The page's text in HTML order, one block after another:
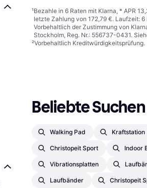
¹Bezahle in 6 Raten mit Klarna, * APR
letzte Zahlung von 172,79 €. Laufzeit:
Vorbehaltlich der Zustimmung von
Stockholm, Reg. Nr.: 556737-0431.
²Vorbehaltlich Kreditwürdigkeitsprüfung.
Beliebte
Walking Pad Kraftstation
Christopeit Sport Indoor
Vibrationsplatten
Laufbänder Christopeit